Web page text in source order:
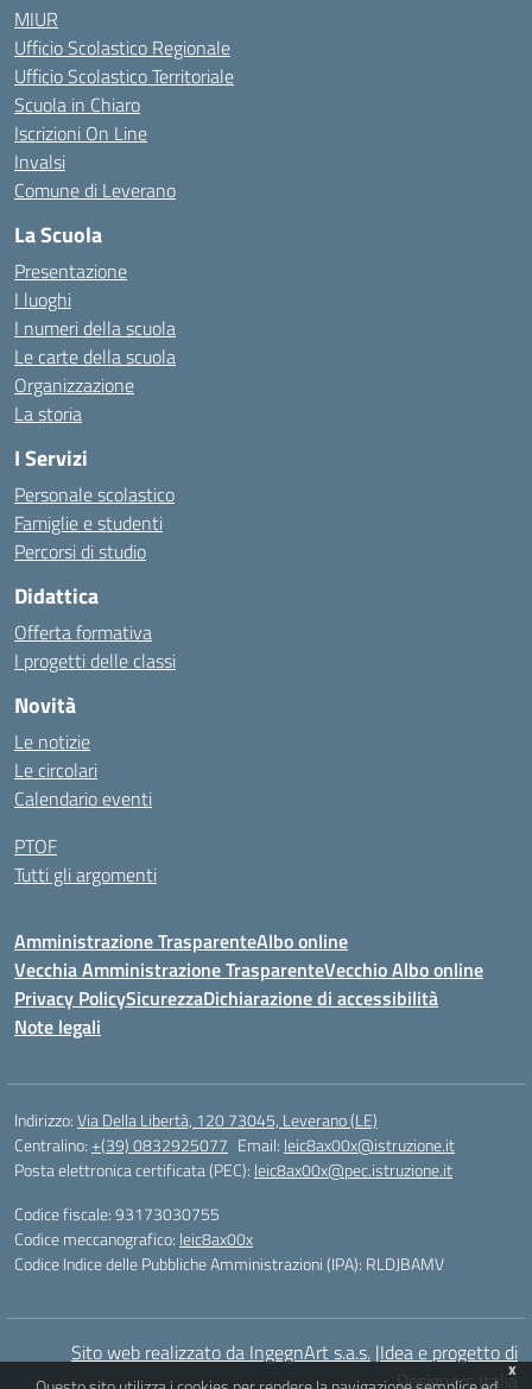
MIUR
Ufficio Scolastico Regionale
Ufficio Scolastico Territoriale
Scuola in Chiaro
Iscrizioni On Line
Invalsi
Comune di Leverano
La Scuola
Presentazione
I luoghi
I numeri della scuola
Le carte della scuola
Organizzazione
La storia
I Servizi
Personale scolastico
Famiglie e studenti
Percorsi di studio
Didattica
Offerta formativa
I progetti delle classi
Novità
Le notizie
Le circolari
Calendario eventi
PTOF
Tutti gli argomenti
Amministrazione TrasparenteAlbo online
Vecchia Amministrazione TrasparenteVecchio Albo online
Privacy PolicySicurezzaDichiarazione di accessibilità
Note legali
Indirizzo:Via Della Libertà, 120 73045, Leverano (LE)
Centralino:+(39) 0832925077 Email: leic8ax00x@istruzione.it
Posta elettronica certificata (PEC): leic8ax00x@pec.istruzione.it
Codice fiscale: 93173030755
Codice meccanografico: leic8ax00x
Codice Indice delle Pubbliche Amministrazioni (IPA): RLDJBAMV
Sito web realizzato da IngegnArt s.a.s. |Idea e progetto di
Designers Italia
x